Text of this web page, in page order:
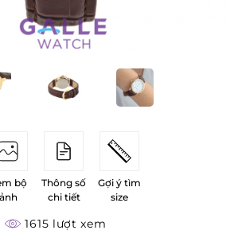
bộ
ảnh
Thông số
chi tiết
Gợi ý tìm
size
1615 lượt xem